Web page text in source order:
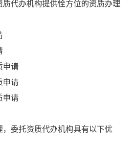
质代办机构提供恮方位的资质办理
申请
申请
申请
，委托资质代办机构具有以下优